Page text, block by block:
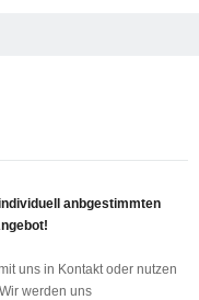
anbgestimmten
uns in Kontakt oder nutzen
werden uns